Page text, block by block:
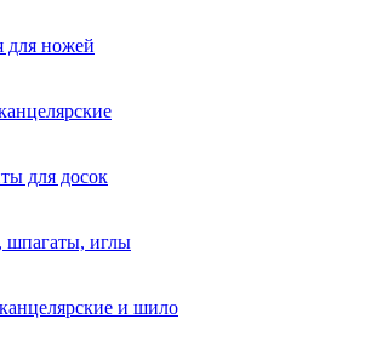
для ножей
для досок
шпагаты, иглы
и шило